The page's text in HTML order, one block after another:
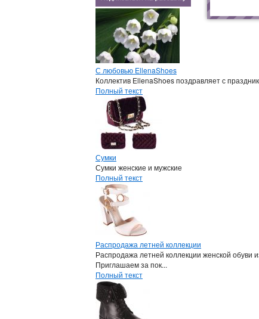
С любовью EllenaShoes
Коллектив EllenaShoes поздравляет с
Полный текст
Сумки
Сумки женские и мужские
Полный текст
Распродажа летней коллекции
Распродажа летней коллекции женской обуви
Приглашаем за пок...
Полный текст